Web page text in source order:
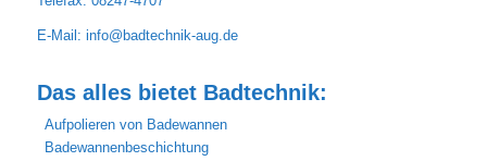
E-Mail: info@badtechnik-aug.de
Das alles bietet Badtechnik:
Aufpolieren von Badewannen
Badewannenbeschichtung